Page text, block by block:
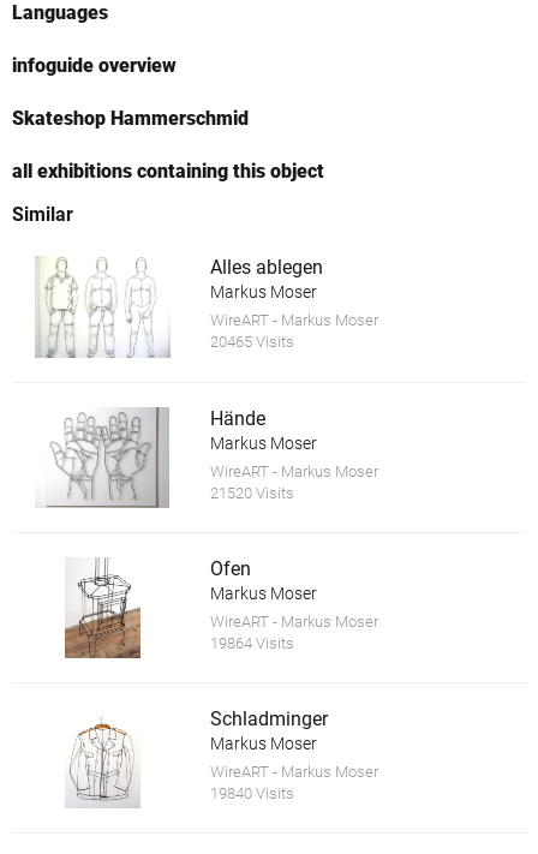
Languages
infoguide overview
Skateshop Hammerschmid
all exhibitions containing this object
Similar
Alles ablegen
Markus Moser
WireART - Markus Moser
20465 Visits
Hände
Markus Moser
WireART - Markus Moser
21520 Visits
Ofen
Markus Moser
WireART - Markus Moser
19864 Visits
Schladminger
Markus Moser
WireART - Markus Moser
19840 Visits